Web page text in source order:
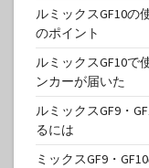
ルミックスGF10の
のポイント
ルミックスGF10で
ンカーが届いた
ルミックスGF9・
るには
ミックスGF9・